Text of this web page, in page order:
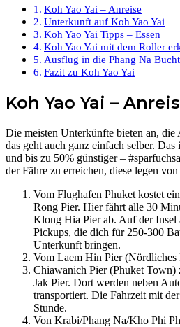
Koh Yao Yai – Anreise
Unterkunft auf Koh Yao Yai
Koh Yao Yai Tipps – Essen
Koh Yao Yai mit dem Roller
Ausflug in die Phang Na Bucht
Fazit zu Koh Yao Yai
Koh Yao Yai –
Die meisten Unterkünfte bieten an, die
das geht auch ganz einfach selber.
und bis zu 50% günstiger –
der Fähre zu erreichen, diese legen
Vom Flughafen Phuket kostet
Rong Pier. Hier fährt alle 30
Klong Hia Pier ab. Auf der Insel
Pickups, die dich für 250-300
Unterkunft bringen.
Vom Laem Hin Pier (Nördliches
Chiawanich Pier (Phuket Town)
Jak Pier. Dort werden neben
transportiert. Die Fahrzeit mit
Stunde.
Von Krabi/Phang Na/Kho Phi